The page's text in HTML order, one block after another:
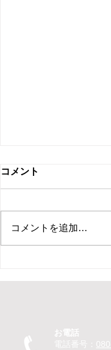
ト ピエロ】保育園
に
コメント
コメントを追加…
お電話
電話番号：